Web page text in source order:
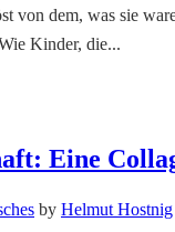
von dem, was sie
Kinder, die...
Eine
by Helmut Hostnig